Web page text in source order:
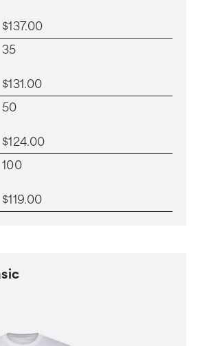
$137.00
35
$131.00
50
$124.00
100
$119.00